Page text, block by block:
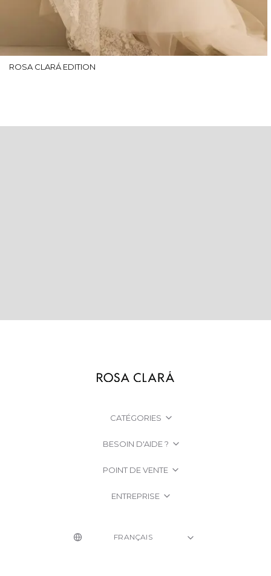
ROSA CLARÁ EDITION
CATÉGORIES
BESOIN D'AIDE ?
POINT DE VENTE
ENTREPRISE